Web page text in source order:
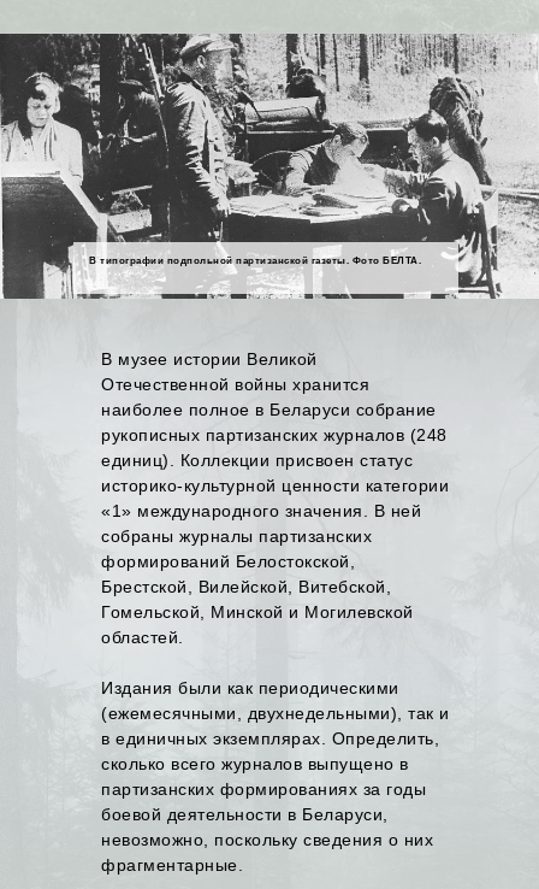
В типографии подпольной партизанской газеты. Фото БЕЛТА.
В музее истории Великой
Отечественной войны хранится
наиболее полное в Беларуси собрание
рукописных партизанских журналов (248
единиц). Коллекции присвоен статус
историко-культурной ценности категории
«1» международного значения. В ней
собраны журналы партизанских
формирований Белостокской,
Брестской, Вилейской, Витебской,
Гомельской, Минской и Могилевской
областей.
Издания были как периодическими
(ежемесячными, двухнедельными), так и
в единичных экземплярах. Определить,
сколько всего журналов выпущено в
партизанских формированиях за годы
боевой деятельности в Беларуси,
невозможно, поскольку сведения о них
фрагментарные.